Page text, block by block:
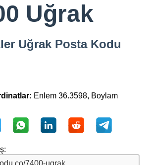
Uğrak
Uğrak Posta Kodu
Enlem 36.3598, Boylam